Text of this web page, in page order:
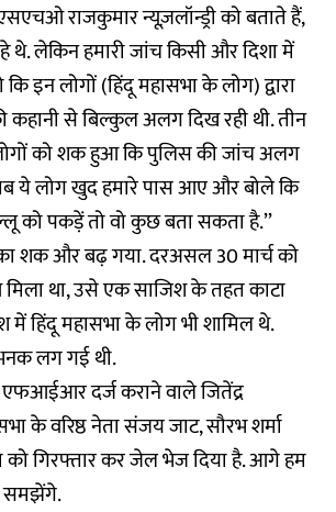
राजकुमार न्यूज़लॉन्ड्री को बताते हैं,
थे. लेकिन हमारी जांच किसी और दिशा में
इन लोगों (हिंदू महासभा के लोग) द्वारा
से बिल्कुल अलग दिख रही थी. तीन
को शक हुआ कि पुलिस की जांच अलग
ये लोग खुद हमारे पास आए और बोले कि
को पकड़ें तो वो कुछ बता सकता है.’’
शक और बढ़ गया. दरअसल 30 मार्च को
था, उसे एक साजिश के तहत काटा
में हिंदू महासभा के लोग भी शामिल थे.
लग गई थी.
दर्ज कराने वाले जितेंद्र
के वरिष्ठ नेता संजय जाट, सौरभ शर्मा
को गिरफ्तार कर जेल भेज दिया है. आगे हम
समझेंगे.